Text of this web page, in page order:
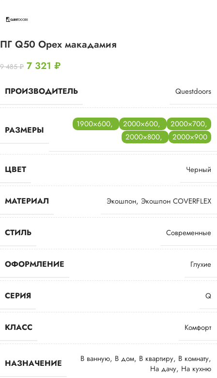
ПГ Q50 Орех макадамия
9 485₽ 7 321 ₽
ПРОИЗВОДИТЕЛЬ Questdoors
РАЗМЕРЫ
1900×600, 2000×600, 2000×700,
2000×800, 2000×900
ЦВЕТ Черный
МАТЕРИАЛ Экошпон, Экошпон COVERFLEX
СТИЛЬ Современные
ОФОРМЛЕНИЕ Глухие
СЕРИЯ Q
КЛАСС Комфорт
НАЗНАЧЕНИЕ В ванную, В дом, В квартиру, В комнату,
На дачу, На кухню